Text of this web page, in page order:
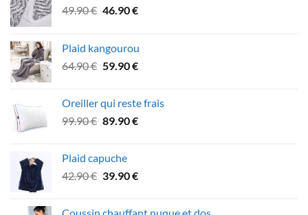
49.90€ Le
était :
49.90 €.
46.90€Le
est :
46.90 €.
Plaid kangourou
64.90€ Le
était :
64.90 €.
59.90€Le
est :
59.90 €.
Oreiller qui reste frais
99.90€ Le
était :
99.90 €.
89.90€Le
89.90 €.
Plaid capuche
42.90€ Le
39.90€Le